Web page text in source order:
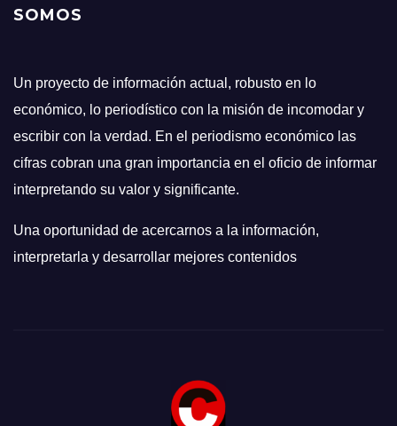
SOMOS
Un proyecto de información actual, robusto en lo
económico, lo periodístico con la misión de incomodar y
escribir con la verdad. En el periodismo económico las
cifras cobran una gran importancia en el oficio de informar
interpretando su valor y significante.
Una oportunidad de acercarnos a la información,
interpretarla y desarrollar mejores contenidos